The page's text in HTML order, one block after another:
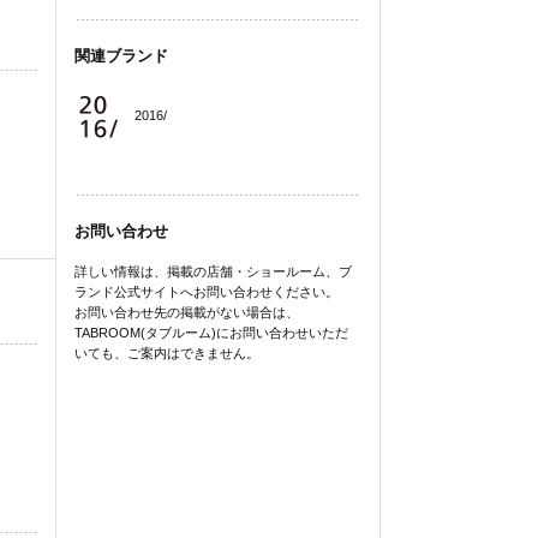
関連ブランド
2016/
お問い合わせ
詳しい情報は、掲載の店舗・ショールーム、ブ
ランド公式サイトへお問い合わせください。
お問い合わせ先の掲載がない場合は、
TABROOM(タブルーム)にお問い合わせいただ
いても、ご案内はできません。